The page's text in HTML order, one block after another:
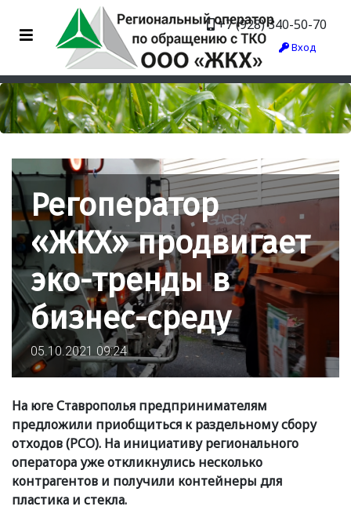
+7 (928) 340-50-70
Вход
Регоператор
«ЖКХ» продвигает
эко-тренды в
бизнес-среду
05.10.2021 09:24
На юге Ставрополья предпринимателям
предложили приобщиться к раздельному сбору
отходов(РСО). На инициативу регионального
оператора уже откликнулись несколько
контрагентов и получили контейнеры для
пластика и стекла.